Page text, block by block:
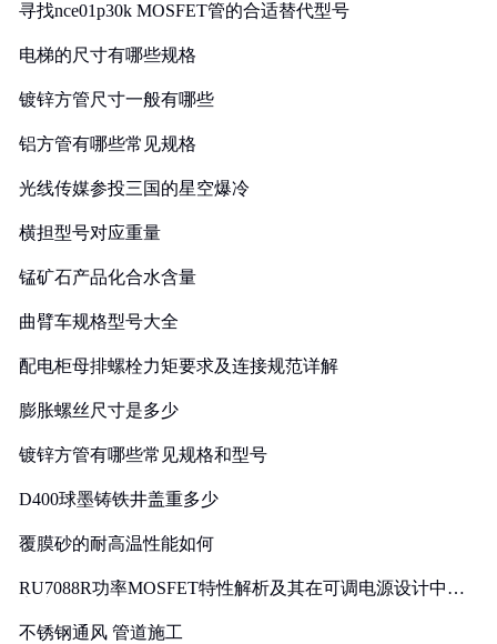
寻找nce01p30k MOSFET管的合适替代型号
电梯的尺寸有哪些规格
镀锌方管尺寸一般有哪些
铝方管有哪些常见规格
光线传媒参投三国的星空爆冷
横担型号对应重量
锰矿石产品化合水含量
曲臂车规格型号大全
配电柜母排螺栓力矩要求及连接规范详解
膨胀螺丝尺寸是多少
镀锌方管有哪些常见规格和型号
D400球墨铸铁井盖重多少
覆膜砂的耐高温性能如何
RU7088R功率MOSFET特性解析及其在可调电源设计中的
不锈钢通风 管道施工